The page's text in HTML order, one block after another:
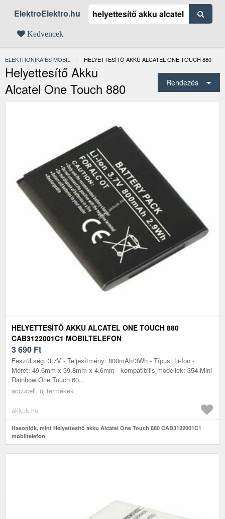
ElektroElektro.hu
Kedvencek
ELEKTRONIKA ÉS MOBIL JELENLEGI:
HELYETTESÍTŐ AKKU ALCATEL ONE TOUCH 880
Helyettesítő Akku
Alcatel One Touch 880
Rendezés
HELYETTESÍTŐ AKKU ALCATEL ONE TOUCH 880
CAB3122001C1 MOBILTELEFON
3 690 Ft
Feszültség: 3.7V - Teljesítmény: 800mAh/3Wh - Típus: Li-Ion -
Méret: 49.6mm x 39.8mm x 4.6mm - kompatibilis modellek: 354 Mini
Rainbow One Touch 60...
accucell, új termékek
akkuk.hu
Hasonlók, mint Helyettesítő akku Alcatel One Touch 880 CAB3122001C1
mobiltelefon